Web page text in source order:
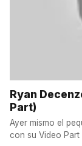
Ryan
Part)
Ayer mismo el
con su Video Part